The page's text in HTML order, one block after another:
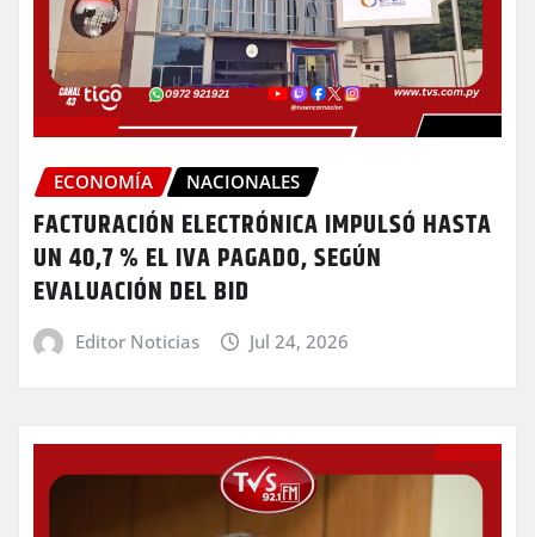
ECONOMÍA NACIONALES
FACTURACIÓN ELECTRÓNICA IMPULSÓ HASTA
UN 40,7 % EL IVA PAGADO, SEGÚN
EVALUACIÓN DEL BID
Editor Noticias Jul 24, 2026